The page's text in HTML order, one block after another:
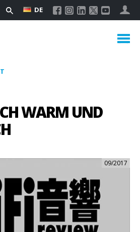
DE
WARM UND
09/2017